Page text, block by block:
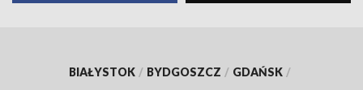
BIAŁYSTOK / BYDGOSZCZ / GDAŃSK /